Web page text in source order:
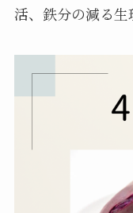
活、鉄分の減る